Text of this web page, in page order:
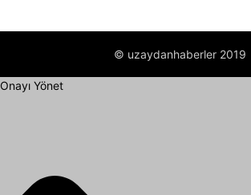
© uzaydanhaberler 2019
Onayı Yönet